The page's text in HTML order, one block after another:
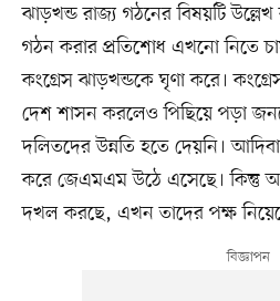
ঝাড়খন্ড রাজ্য গঠনের বিষয়টি
গঠন করার প্রতিশোধ এখনো নিতে
কংগ্রেস ঝাড়খন্ডকে ঘৃণা করে।
দেশ শাসন করলেও পিছিয়ে পড়া
দলিতদের উন্নতি হতে দেয়নি।
করে জেএমএম উঠে এসেছে। কিন্তু
দখল করছে, এখন তাদের পক্ষ